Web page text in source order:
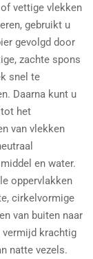
vettige vlekken
gebruikt u
gevolgd door
zachte spons
snel te
Daarna kunt u
het
van vlekken
en water.
oppervlakken
cirkelvormige
van buiten naar
vermijd krachtig
natte vezels.